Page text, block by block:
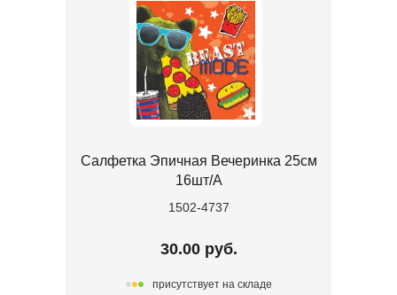
Салфетка Эпичная Вечеринка 25см
16шт/А
1502-4737
30.00 руб.
присутствует на складе